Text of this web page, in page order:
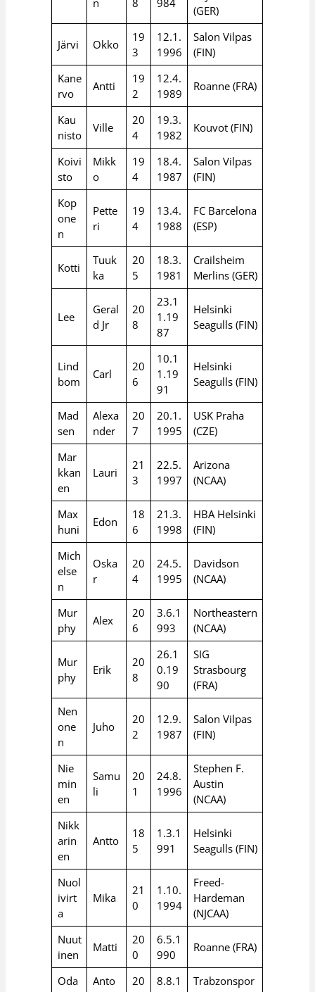
(GER)
Järvi Okko
19
3
12.1.
1996
Salon Vilpas
(FIN)
Kane
rvo
Antti
19
2
12.4.
1989
Roanne (FRA)
Kau
nisto
Ville
20
4
19.3.
1982
Kouvot (FIN)
Koivi
sto
Mikk
o
19
4
18.4.
1987
Salon Vilpas
(FIN)
Kop
one
n
Pette
ri
19
4
13.4.
1988
FC Barcelona
(ESP)
Kotti
Tuuk
ka
20
5
18.3.
1981
Crailsheim
Merlins (GER)
Lee
Geral
d Jr
20
8
23.1
1.19
87
Helsinki
Seagulls (FIN)
Lind
bom
Carl
20
6
10.1
1.19
91
Helsinki
Seagulls (FIN)
Mad
sen
Alexa
nder
20
7
20.1.
1995
USK Praha
(CZE)
Mar
kkan
en
Lauri
21
3
22.5.
1997
Arizona
(NCAA)
Max
huni
Edon
18
6
21.3.
1998
HBA Helsinki
(FIN)
Mich
else
n
Oska
r
20
4
24.5.
1995
Davidson
(NCAA)
Mur
phy
Alex
20
6
3.6.1
993
Northeastern
(NCAA)
Mur
phy
Erik
20
8
26.1
0.19
90
SIG
Strasbourg
(FRA)
Nen
one
n
Juho
20
2
12.9.
1987
Salon Vilpas
(FIN)
Nie
min
en
Samu
li
20
1
24.8.
1996
Stephen F.
Austin
(NCAA)
Nikk
arin
en
Antto
18
5
1.3.1
991
Helsinki
Seagulls (FIN)
Nuol
ivirt
a
Mika
21
0
1.10.
1994
Freed-
Hardeman
(NJCAA)
Nuut
inen
Matti
20
0
6.5.1
990
Roanne (FRA)
Oda
Anto
20
8.8.1
Trabzonspor